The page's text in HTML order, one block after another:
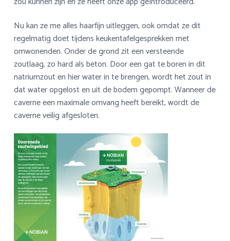
Nu kan ze me alles haarfijn uitleggen, ook omdat ze dit
regelmatig doet tijdens keukentafelgesprekken met
omwonenden. Onder de grond zit een versteende
zoutlaag, zo hard als beton. Door een gat te boren in dit
natriumzout en hier water in te brengen, wordt het zout in
dat water opgelost en uit de bodem gepompt. Wanneer de
caverne een maximale omvang heeft bereikt, wordt de
caverne veilig afgesloten.